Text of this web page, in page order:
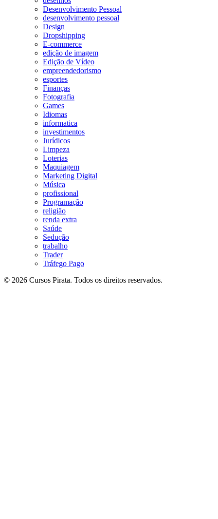
Desenvolvimento Pessoal
desenvolvimento pessoal
Design
Dropshipping
E-commerce
edição de imagem
Edição de Vídeo
empreendedorismo
esportes
Finanças
Fotografia
Games
Idiomas
informatica
investimentos
Jurídicos
Limpeza
Loterias
Maquiagem
Marketing Digital
Música
profissional
Programação
religião
renda extra
Saúde
Sedução
trabalho
Trader
Tráfego Pago
© 2026 Cursos Pirata. Todos os direitos reservados.